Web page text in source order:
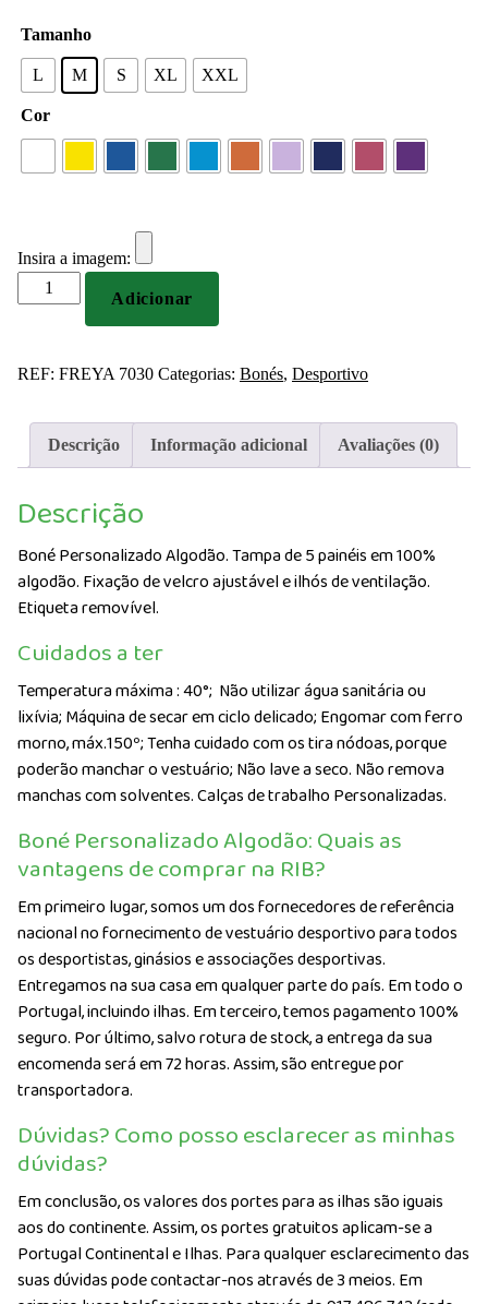
Tamanho
L M S XL XXL
Cor
Insira a imagem:
Quantidade
de
Adicionar
REF: FREYA 7030 Categorias: Bonés, Desportivo
Descrição Informação adicional Avaliações (0)
Descrição
Boné Personalizado Algodão. Tampa de 5 painéis em 100%
algodão. Fixação de velcro ajustável e ilhós de ventilação.
Etiqueta removível.
Cuidados a ter
Temperatura máxima : 40°; Não utilizar água sanitária ou
lixívia; Máquina de secar em ciclo delicado; Engomar com ferro
morno, máx.150º; Tenha cuidado com os tira nódoas, porque
poderão manchar o vestuário; Não lave a seco. Não remova
manchas com solventes. Calças de trabalho Personalizadas.
Boné Personalizado Algodão: Quais as
vantagens de comprar na RIB?
Em primeiro lugar, somos um dos fornecedores de referência
nacional no fornecimento de vestuário desportivo para todos
os desportistas, ginásios e associações desportivas.
Entregamos na sua casa em qualquer parte do país. Em todo o
Portugal, incluindo ilhas. Em terceiro, temos pagamento 100%
seguro. Por último, salvo rotura de stock, a entrega da sua
encomenda será em 72 horas. Assim, são entregue por
transportadora.
Dúvidas? Como posso esclarecer as minhas
dúvidas?
Em conclusão, os valores dos portes para as ilhas são iguais
aos do continente. Assim, os portes gratuitos aplicam-se a
Portugal Continental e Ilhas. Para qualquer esclarecimento das
suas dúvidas pode contactar-nos através de 3 meios. Em